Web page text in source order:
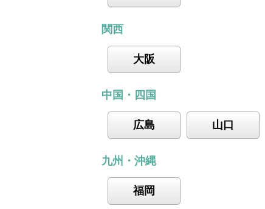
関西
大阪
中国・四国
広島 山口
九州・沖縄
福岡